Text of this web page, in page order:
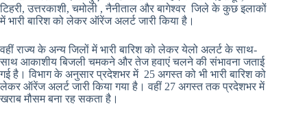
टिहरी, उत्तरकाशी, चमोली , नैनीताल और बागेश्वर जिले के कुछ इलाकों
में भारी बारिश को लेकर ऑरेंज अलर्ट जारी किया है।
वहीं राज्य के अन्य जिलों में भारी बारिश को लेकर येलो अलर्ट के साथ-
साथ आकाशीय बिजली चमकने और तेज हवाएं चलने की संभावना जताई
गई है। विभाग के अनुसार प्रदेशभर में 25 अगस्त को भी भारी बारिश को
लेकर ऑरेंज अलर्ट जारी किया गया है। वहीं 27 अगस्त तक प्रदेशभर में
खराब मौसम बना रह सकता है।